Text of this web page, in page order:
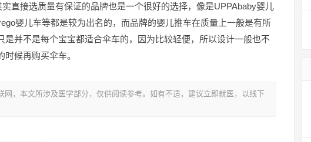
直接选质量有保证的品牌也是一个很好的选择，像是UPPAbaby婴儿
婴儿车等都是较为出名的，而品牌的婴儿推车在质量上一般是有所
并不是每个宝宝都适合伞车的，因为比较轻便，所以设计一般也不
候再购买伞车。
，本文所涉及医学部分，仅供阅读参考。如有不适，建议立即就医，以线下